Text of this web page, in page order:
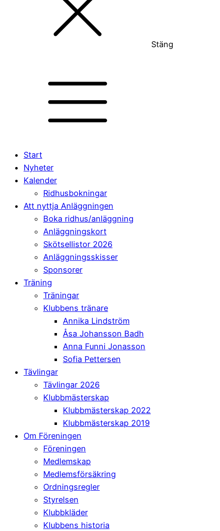
Stäng
Start
Nyheter
Kalender
Ridhusbokningar
Att nyttja Anläggningen
Boka ridhus/anläggning
Anläggningskort
Skötsellistor 2026
Anläggningsskisser
Sponsorer
Träning
Träningar
Klubbens tränare
Annika Lindström
Åsa Johansson Badh
Anna Funni Jonasson
Sofia Pettersen
Tävlingar
Tävlingar 2026
Klubbmästerskap
Klubbmästerskap 2022
Klubbmästerskap 2019
Om Föreningen
Föreningen
Medlemskap
Medlemsförsäkring
Ordningsregler
Styrelsen
Klubbkläder
Klubbens historia